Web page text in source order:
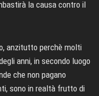
la causa contro il
anzitutto perchè molti
anni, in secondo luogo
che non pagano
sono in realtà frutto di